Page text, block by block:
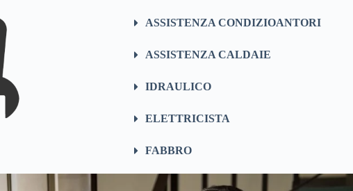
ASSISTENZA CONDIZIOANTORI
ASSISTENZA CALDAIE
IDRAULICO
ELETTRICISTA
FABBRO